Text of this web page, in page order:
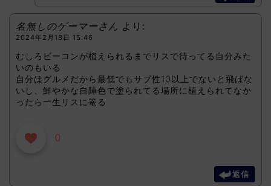
名無しのゲーマーさん より:
2024年2月18日 15:46
むしろビーコンが植えられるまでリスで待ってる自分みた
いのもいる
自分はグルメだから最低でもサブ性10以上でないと飛ばな
いし、鮮やかな自陣色で塗られてる場所に植えられてなか
ったら一生リスに篭る
0
返信